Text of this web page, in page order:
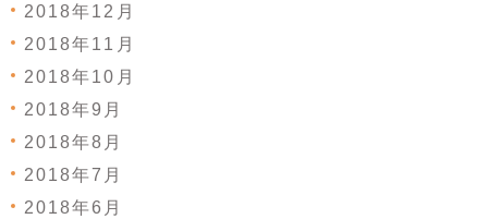
2018年12月
2018年11月
2018年10月
2018年9月
2018年8月
2018年7月
2018年6月